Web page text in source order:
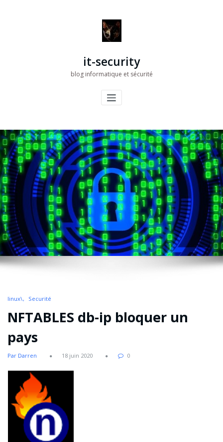
it-security
blog informatique et sécurité
linux\ Securité
NFTABLES db-ip bloquer un
pays
Par Darren 18 juin 2020 0